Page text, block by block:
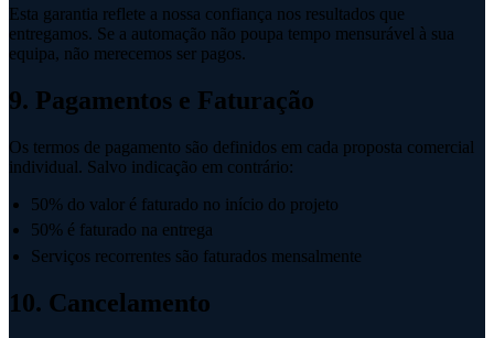
Esta garantia reflete a nossa confiança nos resultados que
entregamos. Se a automação não poupa tempo mensurável à sua
equipa, não merecemos ser pagos.
9. Pagamentos e Faturação
Os termos de pagamento são definidos em cada proposta comercial
individual. Salvo indicação em contrário:
50% do valor é faturado no início do projeto
50% é faturado na entrega
Serviços recorrentes são faturados mensalmente
10. Cancelamento